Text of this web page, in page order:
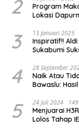
2
Program
Lokasi
3 13 Januari 2025
Inspiratif!!
Sukabumi
4 28 September
Naik Atau
Bawaslu:
5 24 Juli 2024
Menjuarai
Lolos Tahap